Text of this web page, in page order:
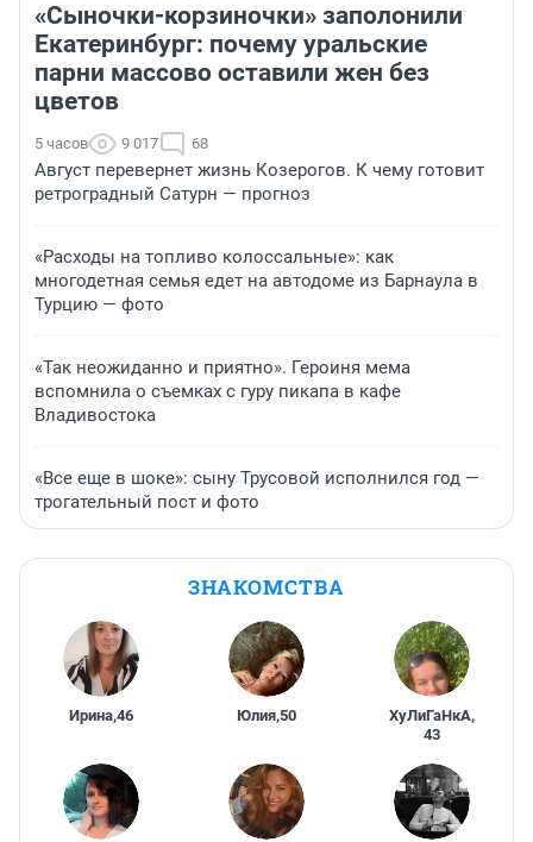
«Сыночки-корзиночки» заполонили
Екатеринбург: почему уральские
парни массово оставили жен без
цветов
5 часов 9 017 68
Август перевернет жизнь Козерогов. К чему готовит
ретроградный Сатурн — прогноз
«Расходы на топливо колоссальные»: как
многодетная семья едет на автодоме из Барнаула в
Турцию — фото
«Так неожиданно и приятно». Героиня мема
вспомнила о съемках с гуру пикапа в кафе
Владивостока
«Все еще в шоке»: сыну Трусовой исполнился год —
трогательный пост и фото
ЗНАКОМСТВА
Ирина,46 Юлия,50 ХуЛиГаНкА,
43